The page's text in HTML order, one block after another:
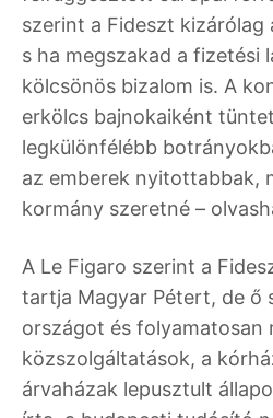
szerint a Fideszt
s ha megszakad a fizetési
kölcsönös bizalom is. A
erkölcs bajnokaiként
legkülönfélébb
az emberek nyitottabbak,
kormány szeretné –
A Le Figaro szerint a
tartja Magyar Pétert, de ő
országot és folyamatosan
közszolgáltatások, a
árvaházak lepusztult